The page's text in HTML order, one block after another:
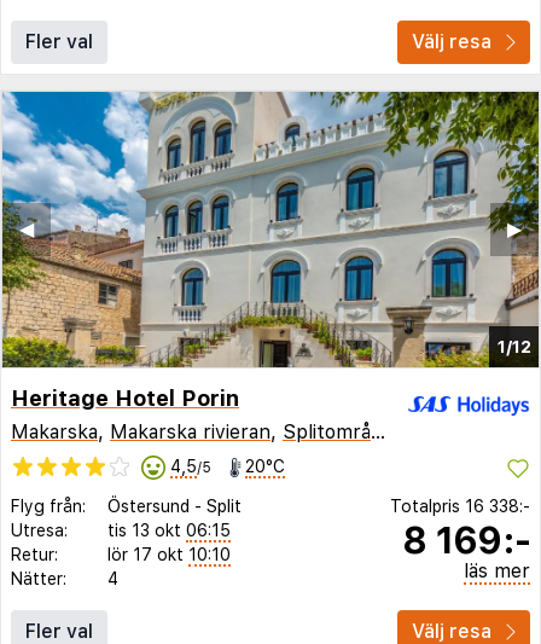
Fler val Välj resa
1/12
▶︎
◀︎
Heritage Hotel Porin
Makarska, Makarska rivieran, Splitområdet
4,5/5 20°C
Flyg från: Östersund - Split
Utresa:
tis 13 okt 06:15
Retur:
lör 17 okt 10:10
Nätter:
4
Totalpris 16 338:-
8 169:-
läs mer
Fler val Välj resa